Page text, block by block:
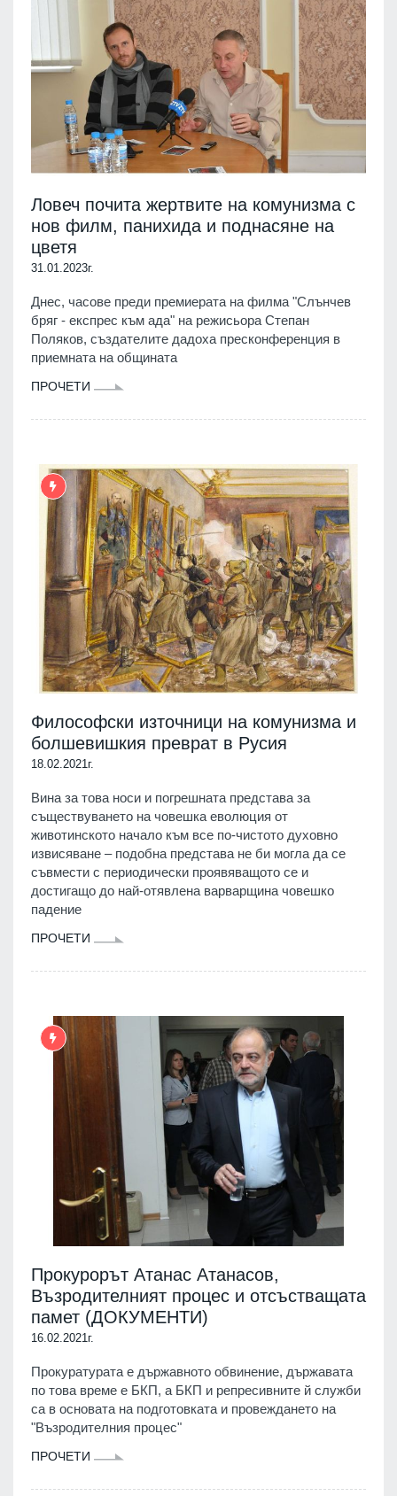
Ловеч почита жертвите на комунизма с
нов филм, панихида и поднасяне на
цветя
31.01.2023г.
Днес, часове преди премиерата на филма "Слънчев
бряг - експрес към ада" на режисьора Степан
Поляков, създателите дадоха пресконференция в
приемната на общината
ПРОЧЕТИ
Философски източници на комунизма и
болшевишкия преврат в Русия
18.02.2021г.
Вина за това носи и погрешната представа за
съществуването на човешка еволюция от
животинското начало към все по-чистото духовно
извисяване – подобна представа не би могла да се
съвмести с периодически проявяващото се и
достигащо до най-отявлена варварщина човешко
падение
ПРОЧЕТИ
Прокурорът Атанас Атанасов,
Възродителният процес и отсъстващата
памет (ДОКУМЕНТИ)
16.02.2021г.
Прокуратурата е държавното обвинение, държавата
по това време е БКП, а БКП и репресивните й служби
са в основата на подготовката и провеждането на
"Възродителния процес"
ПРОЧЕТИ